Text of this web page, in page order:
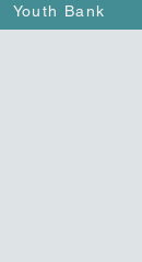
Youth Bank